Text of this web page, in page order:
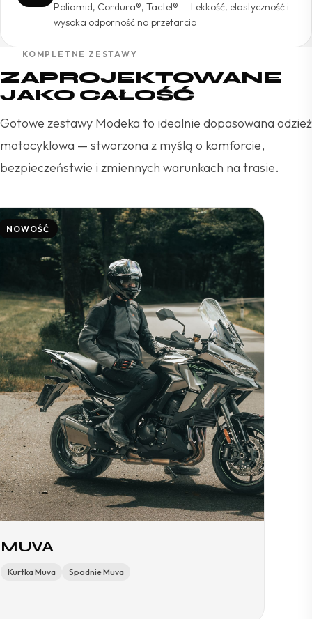
Poliamid, Cordura®, Tactel® — Lekkość, elastyczność i
wysoka odporność na przetarcia
KOMPLETNE ZESTAWY
ZAPROJEKTOWANE
JAKO CAŁOŚĆ
Gotowe zestawy Modeka to idealnie dopasowana odzież
motocyklowa — stworzona z myślą o komforcie,
bezpieczeństwie i zmiennych warunkach na trasie.
NOWOŚĆ
MUVA
Kurtka Muva Spodnie Muva